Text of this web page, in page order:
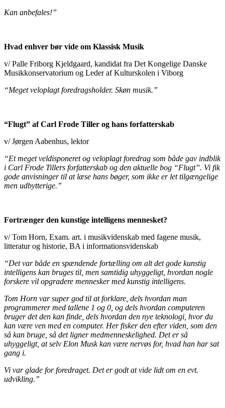
Kan anbefales!”
Hvad enhver bør vide om Klassisk Musik
v/ Palle Friborg Kjeldgaard, kandidat fra Det Kongelige Danske
Musikkonservatorium og Leder af Kulturskolen i Viborg
“Meget veloplagt foredragsholder. Skøn musik.”
“Flugt” af Carl Frode Tiller og hans forfatterskab
v/ Jørgen Aabenhus, lektor
“Et meget veldisponeret og veloplagt foredrag som både gav indblik
i Carl Frode Tillers forfatterskab og den aktuelle bog “Flugt”. Vi fik
gode anvisninger til at læse hans bøger, som ikke er let tilgængelige
men udbytterige.”
Fortrænger den kunstige intelligens mennesket?
v/ Tom Horn, Exam. art. i musikvidenskab med fagene musik,
litteratur og historie, BA i informationsvidenskab
“Det var både en spændende fortælling om alt det gode kunstig
intelligens kan bruges til, men samtidig uhyggeligt, hvordan nogle
forskere vil opgradere mennesker med kunstig intelligens.
Tom Horn var super god til at forklare, dels hvordan man
programmerer med tallene 1 og 0, og dels hvordan computeren
bruger det den kan finde, dels hvordan den nye teknologi, hvor du
kan være ven med en computer. Her fisker den efter viden, som den
så kan bruge, så det ligner medmenneskelighed. Det er så
uhyggeligt, at selv Elon Musk kan være nervøs for, hvad han har sat
gang i.
Vi var glade for foredraget. Det er godt at vide lidt om en evt.
udvikling.”